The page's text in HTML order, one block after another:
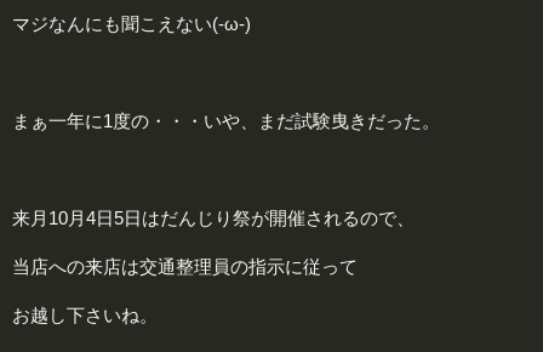
マジなんにも聞こえない(-ω-)
まぁ一年に1度の・・・いや、まだ試験曳きだった。
来月10月4日5日はだんじり祭が開催されるので、
当店への来店は交通整理員の指示に従って
お越し下さいね。